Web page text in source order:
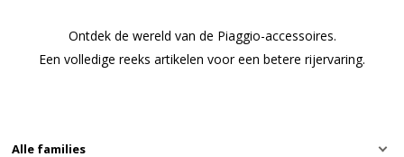
Ontdek de wereld van de Piaggio-accessoires.
Een volledige reeks artikelen voor een betere rijervaring.